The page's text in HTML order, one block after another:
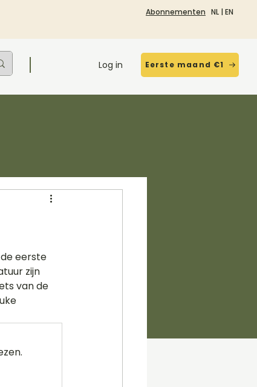
Abonnementen NL | EN
Log in Eerste maand €1
eerste
zijn
van de